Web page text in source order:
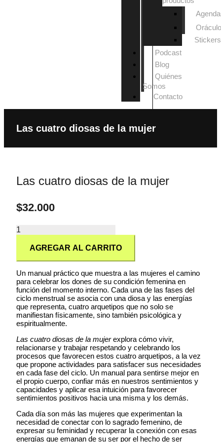
Stickers
Podcast
Blog
Quiénes
Somos
Contacto
Las cuatro diosas de la mujer
Las cuatro diosas de la mujer
$32.000
AGREGAR AL CARRITO
Un manual práctico que muestra a las mujeres el camino
para celebrar los dones de su condición femenina en
función del momento interno. Cada una de las fases del
ciclo menstrual se asocia con una diosa y las energías
que representa, cuatro arquetipos que no solo se
manifiestan físicamente, sino también psicológica y
espiritualmente.
Las cuatro diosas de la mujerexplora cómo vivir,
relacionarse y trabajar respetando y celebrando los
procesos que favorecen estos cuatro arquetipos, a la vez
que propone actividades para satisfacer sus necesidades
en cada fase del ciclo. Un manual para sentirse mejor en
el propio cuerpo, confiar más en nuestros sentimientos y
capacidades y aplicar esa intuición para favorecer
sentimientos positivos hacia una misma y los demás.
Cada día son más las mujeres que experimentan la
necesidad de conectar con lo sagrado femenino, de
expresar su feminidad y recuperar la conexión con esas
energías que emanan de su ser por el hecho de ser